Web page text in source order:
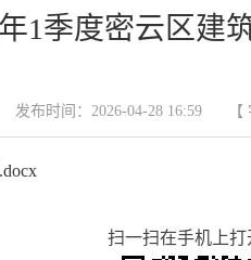
1季度密云区建
发布时间：2026-04-28 16:59 【
扫一扫在手机上打